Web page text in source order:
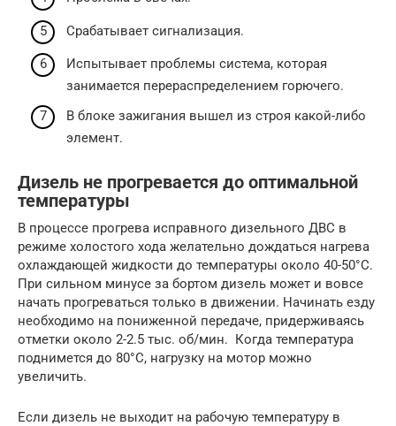
Срабатывает сигнализация.
Испытывает проблемы система, которая
занимается перераспределением горючего.
В блоке зажигания вышел из строя какой-либо
элемент.
Дизель не прогревается до оптимальной
температуры
В процессе прогрева исправного дизельного ДВС в
режиме холостого хода желательно дождаться нагрева
охлаждающей жидкости до температуры около 40-50°С.
При сильном минусе за бортом дизель может и вовсе
начать прогреваться только в движении. Начинать езду
необходимо на пониженной передаче, придерживаясь
отметки около 2-2.5 тыс. об/мин. Когда температура
поднимется до 80°С, нагрузку на мотор можно
увеличить.
Если дизель не выходит на рабочую температуру в